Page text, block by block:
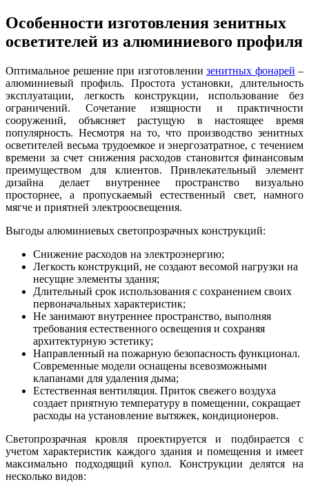
Особенности изготовления зенитных
осветителей из алюминиевого профиля
Оптимальное решение при изготовлении зенитных фонарей –
алюминиевый профиль. Простота установки, длительность
эксплуатации, легкость конструкции, использование без
ограничений. Сочетание изящности и практичности
сооружений, объясняет растущую в настоящее время
популярность. Несмотря на то, что производство зенитных
осветителей весьма трудоемкое и энергозатратное, с течением
времени за счет снижения расходов становится финансовым
преимуществом для клиентов. Привлекательный элемент
дизайна делает внутреннее пространство визуально
просторнее, а пропускаемый естественный свет, намного
мягче и приятней электроосвещения.
Выгоды алюминиевых светопрозрачных конструкций:
Снижение расходов на электроэнергию;
Легкость конструкций, не создают весомой нагрузки на
несущие элементы здания;
Длительный срок использования с сохранением своих
первоначальных характеристик;
Не занимают внутреннее пространство, выполняя
требования естественного освещения и сохраняя
архитектурную эстетику;
Направленный на пожарную безопасность функционал.
Современные модели оснащены всевозможными
клапанами для удаления дыма;
Естественная вентиляция. Приток свежего воздуха
создает приятную температуру в помещении, сокращает
расходы на установление вытяжек, кондиционеров.
Светопрозрачная кровля проектируется и подбирается с
учетом характеристик каждого здания и помещения и имеет
максимально подходящий купол. Конструкции делятся на
несколько видов: